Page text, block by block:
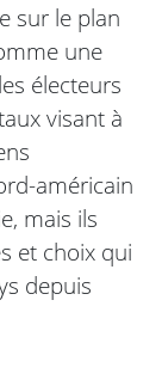
sur le plan
une
électeurs
visant à
américain
mais ils
et choix qui
depuis